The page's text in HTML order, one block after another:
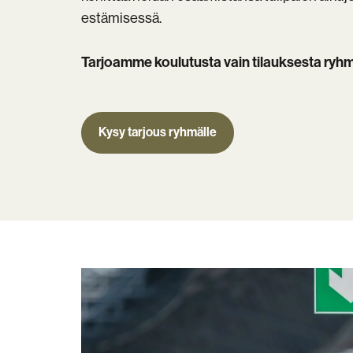
estämisessä.
Tarjoamme koulutusta vain tilauksesta
Kysy tarjous ryhmälle